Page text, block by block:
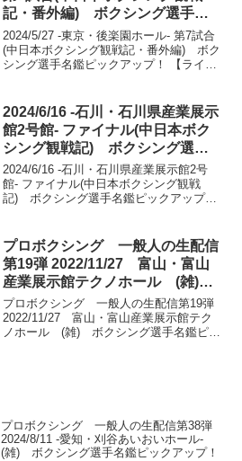
記・番外編) ボクシング選手名
鑑ピックアップ！
2024/5/27 -東京・後楽園ホール- 第7試合
(中日本ボクシング観戦記・番外編) ボク
シング選手名鑑ピックアップ！ 【ライト
77...
2024/6/16 -石川・石川県産業展示
館2号館- ファイナル(中日本ボク
シング観戦記) ボクシング選手
名鑑ピックアップ！
2024/6/16 -石川・石川県産業展示館2号
館- ファイナル(中日本ボクシング観戦
記) ボクシング選手名鑑ピックアップ！
いに手を出しながら探り合う立ち上が...
プロボクシング 一般人の生配信
第19弾 2022/11/27 富山・富山
産業展示館テクノホール (雑)
ボクシング選手名鑑ピックアッ
プ！
プロボクシング 一般人の生配信第19弾
2022/11/27 富山・富山産業展示館テク
ノホール (雑) ボクシング選手名鑑ピッ
プロボクシング 一般人の生配信第38弾
2024/8/11 -愛知・刈谷あいおいホール-
(雑) ボクシング選手名鑑ピックアップ！